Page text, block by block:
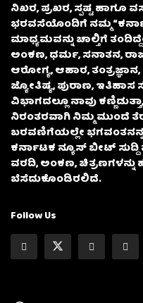
ನಿಖರ, ಪ್ರಖರ, ಸ್ಪಷ್ಟ ಹಾಗೂ
ಭರವಸೆಯೊಂದಿಗೆ ನಮ್ಮ
ಮಾಧ್ಯಮವನ್ನು ಚಾಲ್ತಿಗೆ
ಅಂಕಣ, ಧರ್ಮ, ಸನಾತನ,
ಆರೋಗ್ಯ, ಆಹಾರ,
ಜ್ಯೋತಿಷ್ಯ, ಪುರಾಣ,
ವಿಭಾಗದಲ್ಲೂ ನಾವು
ನಿರಂತರವಾಗಿ ನಿಮ್ಮ ಮುಂದೆ
ಬರವಣಿಗೆಯಲ್ಲೇ ಭಗವಂತನನ್ನ
ಕರ್ನಾಟಕ ನ್ಯೂಸ್ ಬೀಟ್
ವರದಿ, ಅಂಕಣ, ಚಿತ್ರಣಗಳನ್ನು
ಬೆಸೆದುಕೊಂಡಿರಲಿದೆ.
Follow Us